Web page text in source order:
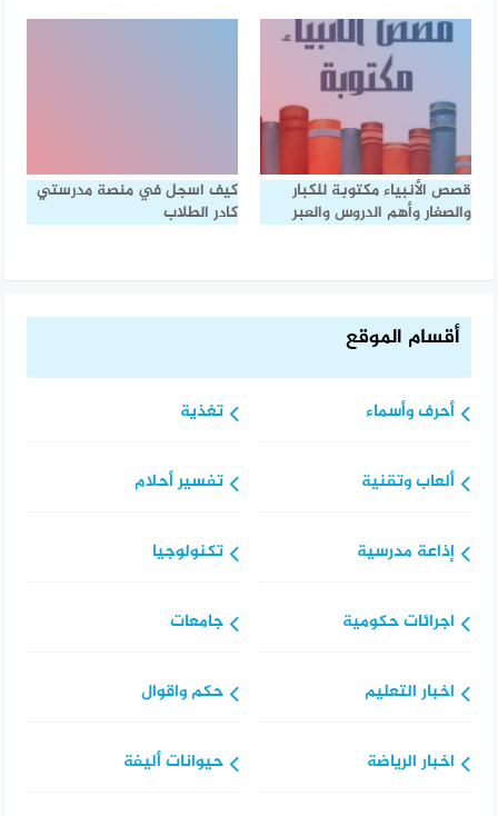
قصص الأنبياء مكتوبة للكبار
والصغار وأهم الدروس والعبر
كيف اسجل في منصة مدرستي
كادر الطلاب
أقسام الموقع
أحرف وأسماء
ألعاب وتقنية
إذاعة مدرسية
اجرائات حكومية
اخبار التعليم
اخبار الرياضة
تغذية
تفسير أحلام
تكنولوجيا
جامعات
حكم واقوال
حيوانات أليفة